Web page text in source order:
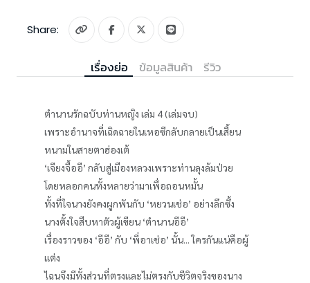
Share:
เรื่องย่อ ข้อมูลสินค้า รีวิว
ตำนานรักฉบับท่านหญิง เล่ม 4 (เล่มจบ)
เพราะอำนาจที่เฉิดฉายในเหอซีกลับกลายเป็นเสี้ยน
หนามในสายตาฮ่องเต้
‘เจียงจื้ออี’ กลับสู่เมืองหลวงเพราะท่านลุงล้มป่วย
โดยหลอกคนทั้งหลายว่ามาเพื่อถอนหมั้น
ทั้งที่ใจนางยังคงผูกพันกับ ‘หยวนเช่อ’ อย่างลึกซึ้ง
นางตั้งใจสืบหาตัวผู้เขียน ‘ตำนานอีอี’
เรื่องราวของ ‘อีอี’ กับ ‘พี่อาเช่อ’ นั้น... ใครกันแน่คือผู้
แต่ง
ไฉนจึงมีทั้งส่วนที่ตรงและไม่ตรงกับชีวิตจริงของนาง